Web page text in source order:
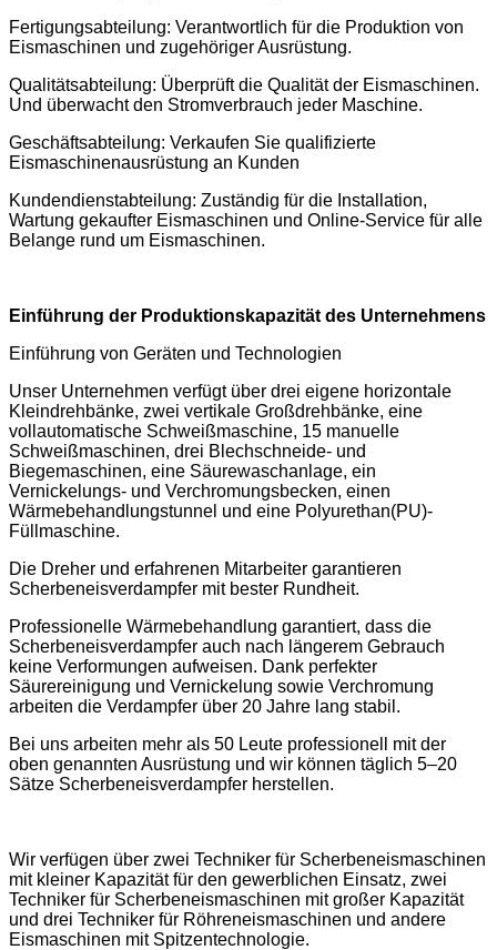
Fertigungsabteilung: Verantwortlich für die Produktion von
Eismaschinen und zugehöriger Ausrüstung.
Qualitätsabteilung: Überprüft die Qualität der Eismaschinen.
Und überwacht den Stromverbrauch jeder Maschine.
Geschäftsabteilung: Verkaufen Sie qualifizierte
Eismaschinenausrüstung an Kunden
Kundendienstabteilung: Zuständig für die Installation,
Wartung gekaufter Eismaschinen und Online-Service für alle
Belange rund um Eismaschinen.
Einführung der Produktionskapazität des Unternehmens
Einführung von Geräten und Technologien
Unser Unternehmen verfügt über drei eigene horizontale
Kleindrehbänke, zwei vertikale Großdrehbänke, eine
vollautomatische Schweißmaschine, 15 manuelle
Schweißmaschinen, drei Blechschneide- und
Biegemaschinen, eine Säurewaschanlage, ein
Vernickelungs- und Verchromungsbecken, einen
Wärmebehandlungstunnel und eine Polyurethan(PU)-
Füllmaschine.
Die Dreher und erfahrenen Mitarbeiter garantieren
Scherbeneisverdampfer mit bester Rundheit.
Professionelle Wärmebehandlung garantiert, dass die
Scherbeneisverdampfer auch nach längerem Gebrauch
keine Verformungen aufweisen. Dank perfekter
Säurereinigung und Vernickelung sowie Verchromung
arbeiten die Verdampfer über 20 Jahre lang stabil.
Bei uns arbeiten mehr als 50 Leute professionell mit der
oben genannten Ausrüstung und wir können täglich 5–20
Sätze Scherbeneisverdampfer herstellen.
Wir verfügen über zwei Techniker für Scherbeneismaschinen
mit kleiner Kapazität für den gewerblichen Einsatz, zwei
Techniker für Scherbeneismaschinen mit großer Kapazität
und drei Techniker für Röhreneismaschinen und andere
Eismaschinen mit Spitzentechnologie.